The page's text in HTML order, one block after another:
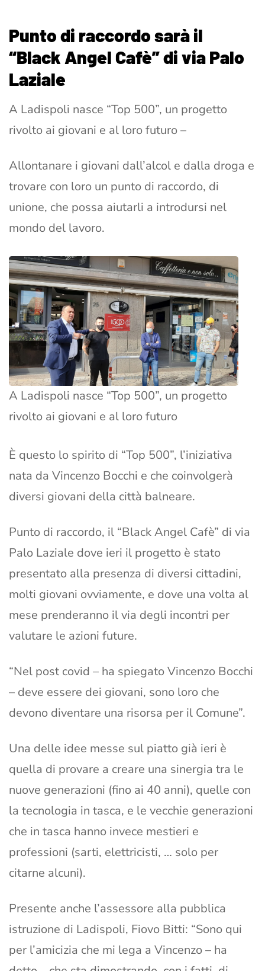
Punto di raccordo sarà il
“Black Angel Cafè” di via Palo
Laziale
A Ladispoli nasce “Top 500”, un progetto
rivolto ai giovani e al loro futuro –
Allontanare i giovani dall’alcol e dalla droga e
trovare con loro un punto di raccordo, di
unione, che possa aiutarli a introdursi nel
mondo del lavoro.
A Ladispoli nasce “Top 500”, un progetto
rivolto ai giovani e al loro futuro
È questo lo spirito di “Top 500”, l’iniziativa
nata da Vincenzo Bocchi e che coinvolgerà
diversi giovani della città balneare.
Punto di raccordo, il “Black Angel Cafè” di via
Palo Laziale dove ieri il progetto è stato
presentato alla presenza di diversi cittadini,
molti giovani ovviamente, e dove una volta al
mese prenderanno il via degli incontri per
valutare le azioni future.
“Nel post covid – ha spiegato Vincenzo Bocchi
– deve essere dei giovani, sono loro che
devono diventare una risorsa per il Comune”.
Una delle idee messe sul piatto già ieri è
quella di provare a creare una sinergia tra le
nuove generazioni (fino ai 40 anni), quelle con
la tecnologia in tasca, e le vecchie generazioni
che in tasca hanno invece mestieri e
professioni (sarti, elettricisti, … solo per
citarne alcuni).
Presente anche l’assessore alla pubblica
istruzione di Ladispoli, Fiovo Bitti: “Sono qui
per l’amicizia che mi lega a Vincenzo – ha